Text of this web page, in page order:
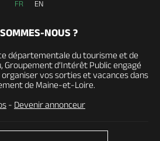
FR EN
NOUS ?
départementale du tourisme et de
Groupement d’Intérêt Public engagé
vos sorties et vacances dans
de Maine-et-Loire.
- Devenir annonceur